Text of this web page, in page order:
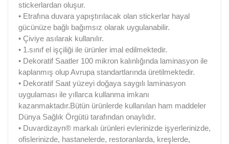
stickerlardan oluşur.
• Etrafına duvara yapıştırılacak olan stickerlar hayal
gücünüze bağlı bağımsız olarak uygulanabilir.
• Çiviye asılarak kullanılır.
• 1.sınıf el işçiliği ile ürünler imal edilmektedir.
• Dekoratif Saatler 100 mikron kalınlığında laminasyon ile
kaplanmış olup Avrupa standartlarında üretilmektedir.
• Dekoratif Saat yüzeyi doğaya saygılı laminasyon
uygulaması ile yıllarca kullanma imkanı
kazanmaktadır.Bütün ürünlerde kullanılan ham maddeler
Dünya Sağlık Örgütü tarafından onaylıdır.
• Duvardizayn® markalı ürünleri evlerinizde işyerlerinizde,
ofislerinizde, hastanelerde, restoranlarda, kreşlerde,